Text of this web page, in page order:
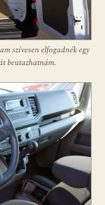
szívesen elfogadnék egy
beutazhatnám.